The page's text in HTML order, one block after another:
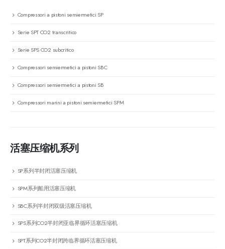
Compressori a pistoni semiermetici SP
Serie SPT CO2 transcritico
Serie SPS CO2 subcritico
Compressori semiermetici a pistoni SBC
Compressori semiermetici a pistoni SB
Compressori marini a pistoni semiermetici SPM
活塞压缩机系列
SP系列半封闭活塞压缩机
SPM系列船用活塞压缩机
SBC系列半封闭双级活塞压缩机
SPS系列CO2半封闭亚临界循环活塞压缩机
SPT系列CO2半封闭跨临界循环活塞压缩机